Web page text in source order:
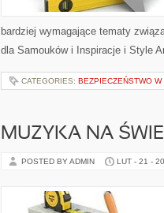
bardziej wymagające tematy
dla Samouków i Inspiracje i Style
CATEGORIES: BEZPIECZEŃSTWO W
MUZYKA NA
POSTED BY ADMIN LUT - 21 -